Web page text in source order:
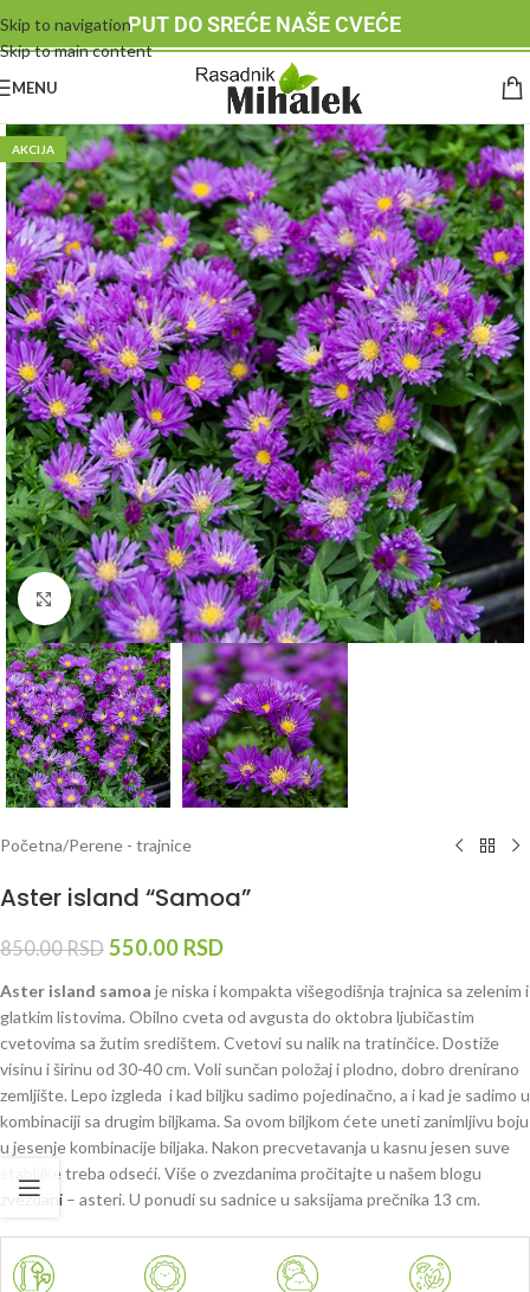
Skip to navigation
Skip to main content
PUT DO SREĆE NAŠE CVEĆE
MENU
AKCIJA
Klknite da uvećate
Početna/Perene - trajnice
Aster island “Samoa”
850.00RSD 550.00 RSD
Aster island samoa je niska i kompakta višegodišnja trajnica sa zelenim i
glatkim listovima. Obilno cveta od avgusta do oktobra ljubičastim
cvetovima sa žutim središtem. Cvetovi su nalik na tratinčice. Dostiže
visinu i širinu od 30-40 cm. Voli sunčan položaj i plodno, dobro drenirano
zemljište. Lepo izgleda i kad biljku sadimo pojedinačno, a i kad je sadimo u
kombinaciji sa drugim biljkama. Sa ovom biljkom ćete uneti zanimljivu boju
u jesenje kombinacije biljaka. Nakon precvetavanja u kasnu jesen suve
stabljike treba odseći. Više o zvezdanima pročitajte u našem blogu
zvezdani – asteri. U ponudi su sadnice u saksijama prečnika 13 cm.